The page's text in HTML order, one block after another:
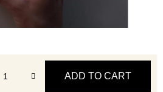
ADD TO CART